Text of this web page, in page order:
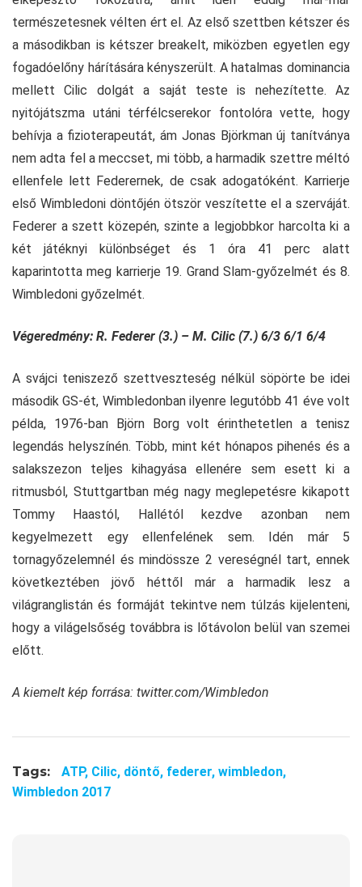
természetesnek vélten ért el. Az első szettben kétszer és
a másodikban is kétszer breakelt, miközben egyetlen egy
fogadóelőny hárítására kényszerült. A hatalmas dominancia
mellett Cilic dolgát a saját teste is nehezítette. Az
nyitójátszma utáni térfélcserekor fontolóra vette, hogy
behívja a fizioterapeutát, ám Jonas Björkman új tanítványa
nem adta fel a meccset, mi több, a harmadik szettre méltó
ellenfele lett Federernek, de csak adogatóként. Karrierje
első Wimbledoni döntőjén ötször veszítette el a szerváját.
Federer a szett közepén, szinte a legjobbkor harcolta ki a
két játéknyi különbséget és 1 óra 41 perc alatt
kaparintotta meg karrierje 19. Grand Slam-győzelmét és 8.
Wimbledoni győzelmét.
Végeredmény: R. Federer (3.) – M. Cilic (7.) 6/3 6/1 6/4
A svájci teniszező szettveszteség nélkül söpörte be idei
második GS-ét, Wimbledonban ilyenre legutóbb 41 éve volt
példa, 1976-ban Björn Borg volt érinthetetlen a tenisz
legendás helyszínén. Több, mint két hónapos pihenés és a
salakszezon teljes kihagyása ellenére sem esett ki a
ritmusból, Stuttgartban még nagy meglepetésre kikapott
Tommy Haastól, Hallétól kezdve azonban nem
kegyelmezett egy ellenfelének sem. Idén már 5
tornagyőzelemnél és mindössze 2 vereségnél tart, ennek
következtében jövő héttől már a harmadik lesz a
világranglistán és formáját tekintve nem túlzás kijelenteni,
hogy a világelsőség továbbra is lőtávolon belül van szemei
előtt.
A kiemelt kép forrása: twitter.com/Wimbledon
Tags: ATP, Cilic, döntő, federer, wimbledon,
Wimbledon 2017